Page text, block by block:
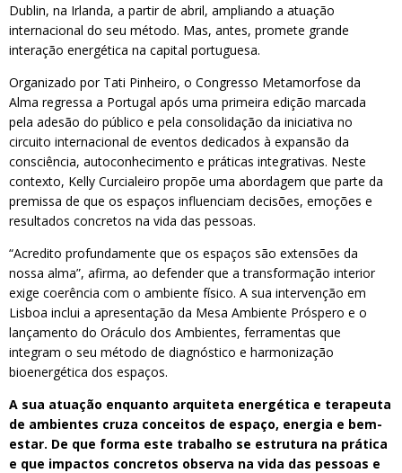
Dublin, na Irlanda, a partir de abril, ampliando a atuação
internacional do seu método. Mas, antes, promete grande
interação energética na capital portuguesa.
Organizado por Tati Pinheiro, o Congresso Metamorfose da
Alma regressa a Portugal após uma primeira edição marcada
pela adesão do público e pela consolidação da iniciativa no
circuito internacional de eventos dedicados à expansão da
consciência, autoconhecimento e práticas integrativas. Neste
contexto, Kelly Curcialeiro propõe uma abordagem que parte da
premissa de que os espaços influenciam decisões, emoções e
resultados concretos na vida das pessoas.
“Acredito profundamente que os espaços são extensões da
nossa alma”, afirma, ao defender que a transformação interior
exige coerência com o ambiente físico. A sua intervenção em
Lisboa inclui a apresentação da Mesa Ambiente Próspero e o
lançamento do Oráculo dos Ambientes, ferramentas que
integram o seu método de diagnóstico e harmonização
bioenergética dos espaços.
A sua atuação enquanto arquiteta energética e terapeuta
de ambientes cruza conceitos de espaço, energia e bem-
estar. De que forma este trabalho se estrutura na prática
e que impactos concretos observa na vida das pessoas e